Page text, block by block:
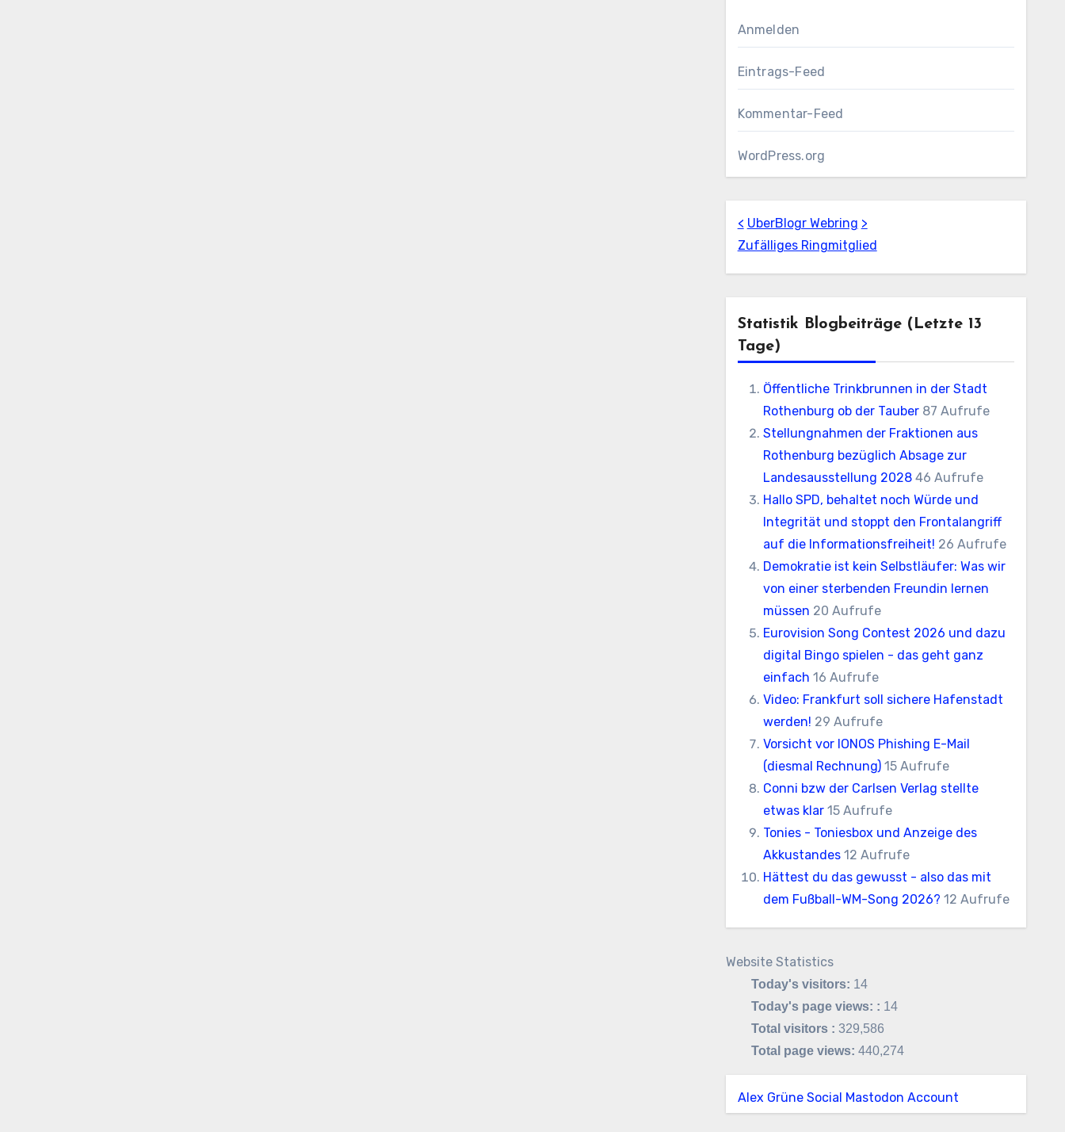
Anmelden
Eintrags-Feed
Kommentar-Feed
WordPress.org
< UberBlogr Webring >
Zufälliges Ringmitglied
Statistik Blogbeiträge (letzte 13
Tage)
Öffentliche Trinkbrunnen in der Stadt
Rothenburg ob der Tauber 87 Aufrufe
Stellungnahmen der Fraktionen aus
Rothenburg bezüglich Absage zur
Landesausstellung 2028 46 Aufrufe
Hallo SPD, behaltet noch Würde und
Integrität und stoppt den Frontalangriff
auf die Informationsfreiheit! 26 Aufrufe
Demokratie ist kein Selbstläufer: Was wir
von einer sterbenden Freundin lernen
müssen 20 Aufrufe
Eurovision Song Contest 2026 und dazu
digital Bingo spielen - das geht ganz
einfach 16 Aufrufe
Video: Frankfurt soll sichere Hafenstadt
werden! 29 Aufrufe
Vorsicht vor IONOS Phishing E-Mail
(diesmal Rechnung) 15 Aufrufe
Conni bzw der Carlsen Verlag stellte
etwas klar 15 Aufrufe
Tonies - Toniesbox und Anzeige des
Akkustandes 12 Aufrufe
Hättest du das gewusst - also das mit
dem Fußball-WM-Song 2026? 12 Aufrufe
Website Statistics
Today's visitors: 14
Today's page views: : 14
Total visitors : 329,586
Total page views: 440,274
Alex Grüne Social Mastodon Account